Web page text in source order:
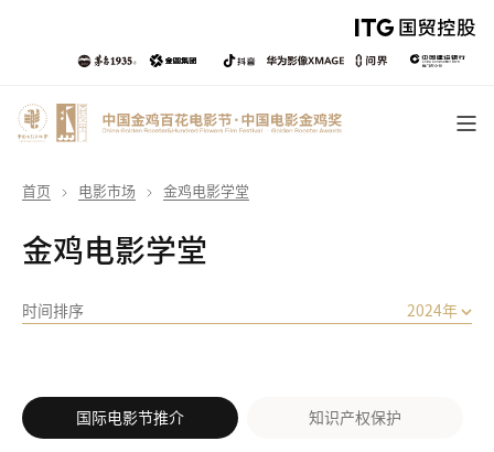
首页 电影市场 金鸡电影学堂
金鸡电影学堂
时间排序 2024年
国际电影节推介 知识产权保护